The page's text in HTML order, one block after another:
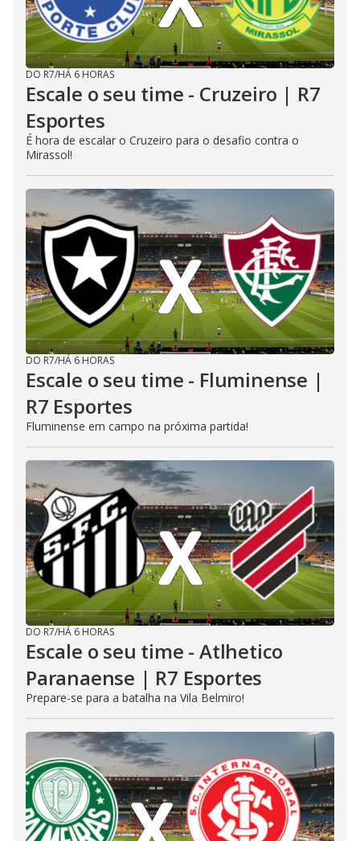
DO R7/HÁ 6 HORAS
Escale o seu time - Cruzeiro | R7
Esportes
É hora de escalar o Cruzeiro para o desafio contra o
Mirassol!
DO R7/HÁ 6 HORAS
Escale o seu time - Fluminense |
R7 Esportes
Fluminense em campo na próxima partida!
DO R7/HÁ 6 HORAS
Escale o seu time - Atlhetico
Paranaense | R7 Esportes
Prepare-se para a batalha na Vila Belmiro!